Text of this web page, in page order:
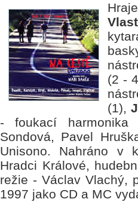
(2 -
(1),
- foukací
Sondová, Pavel
Unisono. Nahráno v
Hradci Králové,
režie - Václav Vlachý,
1997 jako CD a MC